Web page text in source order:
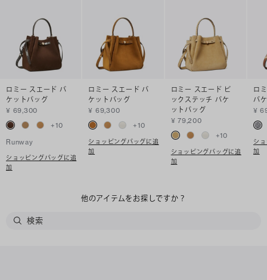
ロミー スエード バ
ケットバッグ
¥ 69,300
+10
Runway
ショッピングバッグに追
加
ロミー スエード バ
ケットバッグ
¥ 69,300
+10
ショッピングバッグに追
加
ロミー スエード ピ
ックステッチ バケ
ットバッグ
¥ 79,200
+10
ショッピングバッグに追
加
ロ
バ
¥
シ
加
他のアイテムをお探しですか？